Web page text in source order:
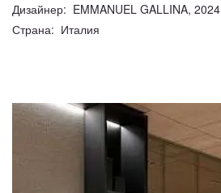
Дизайнер: EMMANUEL GALLINA, 2024
Страна: Италия